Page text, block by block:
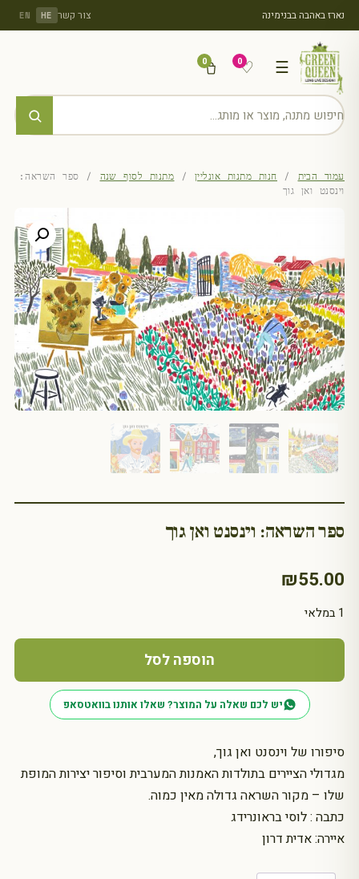
נארז באהבה בבנימינה צור קשר HE
EN
☰
♡
0
0
עמוד הבית / חנות מתנות אונליין / מתנות לסוף שנה / ספר השראה:
וינסנט ואן גוך
ספר השראה: וינסנט ואן גוך
₪55.00
סיפורו של וינסנט ואן גוך,
מגדולי הציירים בתולדות האמנות המערבית וסיפור יצירות המופת
שלו – מקור השראה גדולה מאין כמוה.
כתבה : לוסי בראונרידג
איירה: אדית דרון
1 במלאי
כמות
ספר
השראה:
גוך
הוספה לסל
יש לכם שאלה על המוצר? שאלו אותנו בוואטסאפ